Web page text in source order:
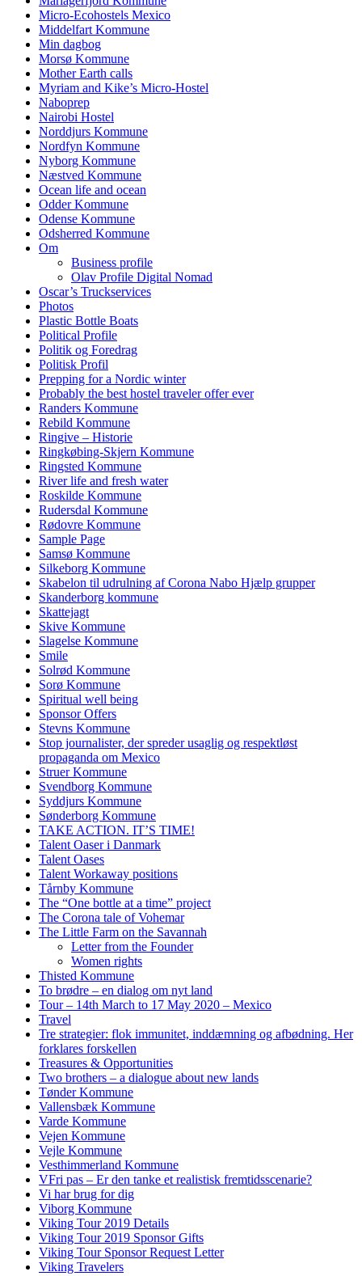
Micro-Ecohostels Mexico
Middelfart Kommune
Min dagbog
Morsø Kommune
Mother Earth calls
Myriam and Kike’s Micro-Hostel
Naboprep
Nairobi Hostel
Norddjurs Kommune
Nordfyn Kommune
Nyborg Kommune
Næstved Kommune
Ocean life and ocean
Odder Kommune
Odense Kommune
Odsherred Kommune
Om
Business profile
Olav Profile Digital Nomad
Oscar’s Truckservices
Photos
Plastic Bottle Boats
Political Profile
Politik og Foredrag
Politisk Profil
Prepping for a Nordic winter
Probably the best hostel traveler offer ever
Randers Kommune
Rebild Kommune
Ringive – Historie
Ringkøbing-Skjern Kommune
Ringsted Kommune
River life and fresh water
Roskilde Kommune
Rudersdal Kommune
Rødovre Kommune
Sample Page
Samsø Kommune
Silkeborg Kommune
Skabelon til udrulning af Corona Nabo Hjælp grupper
Skanderborg kommune
Skattejagt
Skive Kommune
Slagelse Kommune
Smile
Solrød Kommune
Sorø Kommune
Spiritual well being
Sponsor Offers
Stevns Kommune
Stop journalister, der spreder usaglig og respektløst
propaganda om Mexico
Struer Kommune
Svendborg Kommune
Syddjurs Kommune
Sønderborg Kommune
TAKE ACTION. IT’S TIME!
Talent Oaser i Danmark
Talent Oases
Talent Workaway positions
Tårnby Kommune
The “One bottle at a time” project
The Corona tale of Vohemar
The Little Farm on the Savannah
Letter from the Founder
Women rights
Thisted Kommune
To brødre – en dialog om nyt land
Tour – 14th March to 17 May 2020 – Mexico
Travel
Tre strategier: flok immunitet, inddæmning og afbødning. Her
forklares forskellen
Treasures & Opportunities
Two brothers – a dialogue about new lands
Tønder Kommune
Vallensbæk Kommune
Varde Kommune
Vejen Kommune
Vejle Kommune
Vesthimmerland Kommune
VFri pas – Er den tanke et realistisk fremtidsscenarie?
Vi har brug for dig
Viborg Kommune
Viking Tour 2019 Details
Viking Tour 2019 Sponsor Gifts
Viking Tour Sponsor Request Letter
Viking Travelers